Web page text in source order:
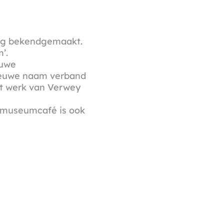
bekendgemaakt.
naam verband
werk van Verwey
is ook